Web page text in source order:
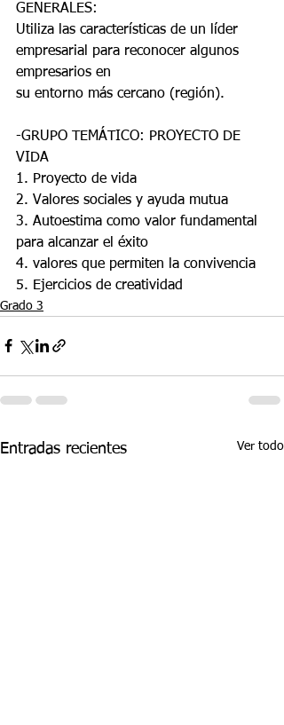
GENERALES:
Utiliza las características de un líder
empresarial para reconocer algunos
empresarios en
su entorno más cercano (región).
-GRUPO TEMÁTICO: PROYECTO DE
VIDA
1. Proyecto de vida
2. Valores sociales y ayuda mutua
3. Autoestima como valor fundamental
para alcanzar el éxito
4. valores que permiten la convivencia
5. Ejercicios de creatividad
Grado 3
Entradas recientes Ver todo